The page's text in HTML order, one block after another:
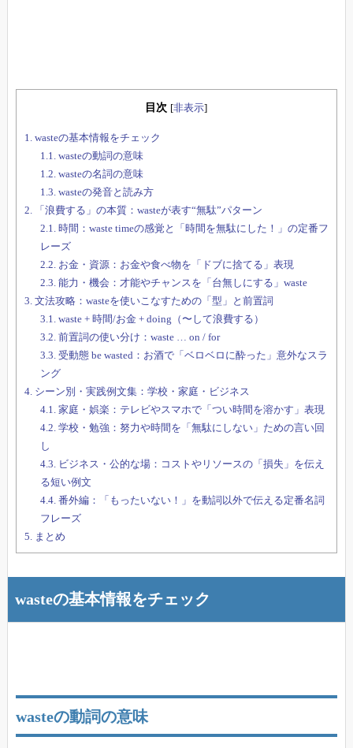
目次 [非表示]
1. wasteの基本情報をチェック
1.1. wasteの動詞の意味
1.2. wasteの名詞の意味
1.3. wasteの発音と読み方
2.
「浪費する」の本質：wasteが表す“無駄”パターン
2.1. 時間：waste timeの感覚と「時間を無駄にした！」の定番フ
レーズ
2.2. お金・資源：お金や食べ物を「ドブに捨てる」表現
2.3. 能力・機会：才能やチャンスを「台無しにする」waste
3. 文法攻略：wasteを使いこなすための「型」と前置詞
3.1. waste + 時間/お金 + doing（〜して浪費する）
3.2. 前置詞の使い分け：waste … on / for
3.3. 受動態 be wasted：お酒で「ベロベロに酔った」意外なスラ
ング
4. シーン別・実践例文集：学校・家庭・ビジネス
4.1. 家庭・娯楽：テレビやスマホで「つい時間を溶かす」表現
4.2. 学校・勉強：努力や時間を「無駄にしない」ための言い回
し
4.3. ビジネス・公的な場：コストやリソースの「損失」を伝え
る短い例文
4.4. 番外編：「もったいない！」を動詞以外で伝える定番名詞
フレーズ
5.
まとめ
wasteの基本情報をチェック
wasteの動詞の意味